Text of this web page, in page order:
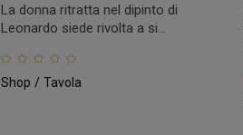
La donna ritratta nel dipinto di
Leonardo siede rivolta a si...
Shop Tavola